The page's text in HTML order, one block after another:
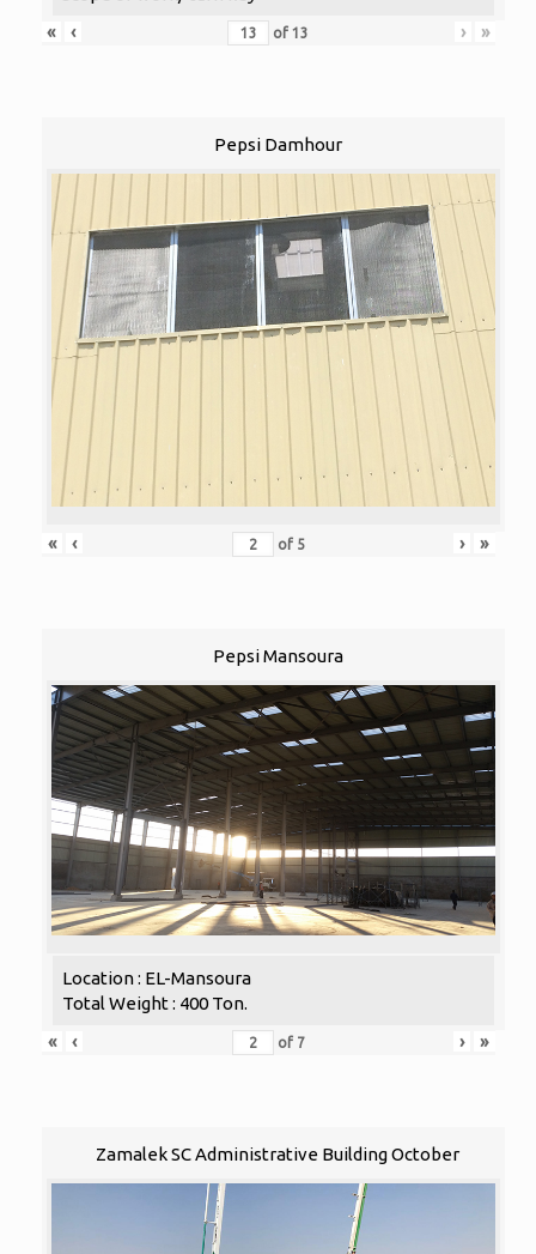
«
‹ of 13 › »
Pepsi Damhour
« ‹ of 5 › »
Pepsi Mansoura
Location : EL-Mansoura
Total Weight : 400 Ton.
«
‹ of 7 › »
Zamalek SC Administrative Building October